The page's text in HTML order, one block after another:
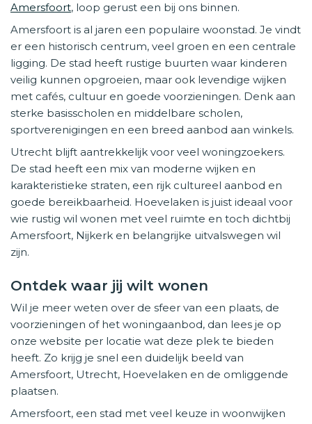
Amersfoort, loop gerust een bij ons binnen.
Amersfoort is al jaren een populaire woonstad. Je vindt
er een historisch centrum, veel groen en een centrale
ligging. De stad heeft rustige buurten waar kinderen
veilig kunnen opgroeien, maar ook levendige wijken
met cafés, cultuur en goede voorzieningen. Denk aan
sterke basisscholen en middelbare scholen,
sportverenigingen en een breed aanbod aan winkels.
Utrecht blijft aantrekkelijk voor veel woningzoekers.
De stad heeft een mix van moderne wijken en
karakteristieke straten, een rijk cultureel aanbod en
goede bereikbaarheid. Hoevelaken is juist ideaal voor
wie rustig wil wonen met veel ruimte en toch dichtbij
Amersfoort, Nijkerk en belangrijke uitvalswegen wil
zijn.
Ontdek waar jij wilt wonen
Wil je meer weten over de sfeer van een plaats, de
voorzieningen of het woningaanbod, dan lees je op
onze website per locatie wat deze plek te bieden
heeft. Zo krijg je snel een duidelijk beeld van
Amersfoort, Utrecht, Hoevelaken en de omliggende
plaatsen.
Amersfoort, een stad met veel keuze in woonwijken